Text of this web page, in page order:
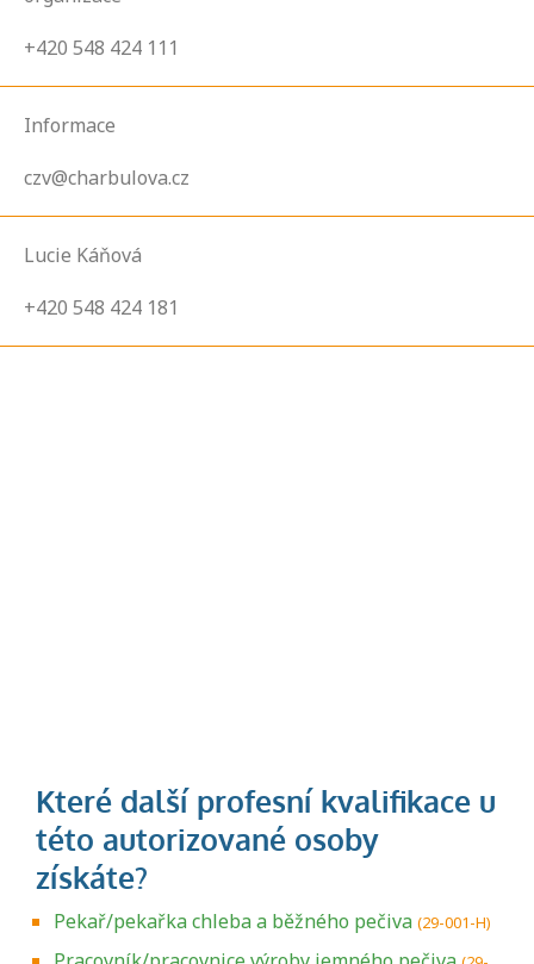
+420 548 424 111
Informace
czv@charbulova.cz
Lucie Káňová
+420 548 424 181
Pekař/pekařka chleba a běžného pečiva (29-001-H)